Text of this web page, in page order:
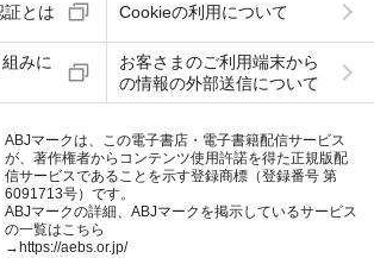
とは Cookieの利用について
みに
お客さまのご利用端末から
の情報の外部送信について
ABJマークは、この電子書店・電子書籍配信サービス
が、著作権者からコンテンツ使用許諾を得た正規版配
信サービスであることを示す登録商標（登録番号 第
6091713号）です。
ABJマークの詳細、ABJマークを掲示しているサービス
の一覧はこちら
→ https://aebs.or.jp/